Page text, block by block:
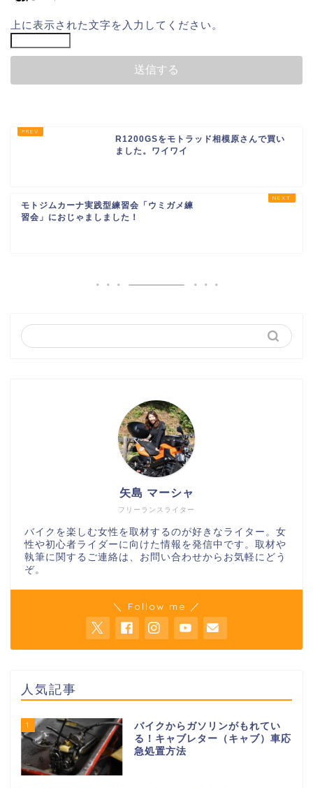
上に表示された文字を入力してください。
R1200GSをモトラッド相模原さんで買い
ました。ワイワイ
モトジムカーナ実践型練習会「ウミガメ練
習会」におじゃましました！
フリーランスライター
矢島 マーシャ
バイクを楽しむ女性を取材するのが好きなライター。女
性や初心者ライダーに向けた情報を発信中です。取材や
執筆に関するご連絡は、お問い合わせからお気軽にどう
ぞ。
＼ Follow me ／
人気記事
1
バイクからガソリンがもれてい
る！キャブレター（キャブ）車応
急処置方法